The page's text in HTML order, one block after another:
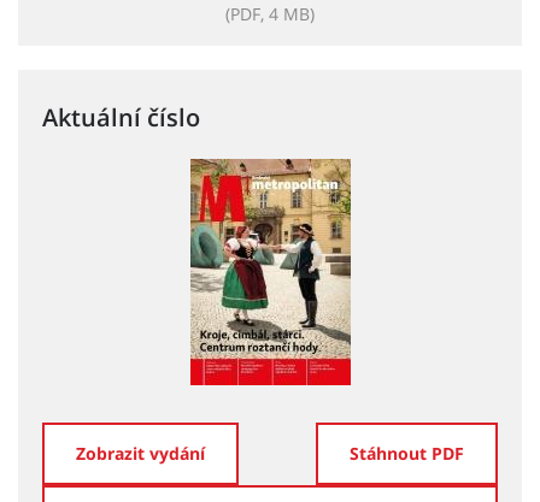
(PDF, 4 MB)
Aktuální číslo
Zobrazit vydání Stáhnout PDF